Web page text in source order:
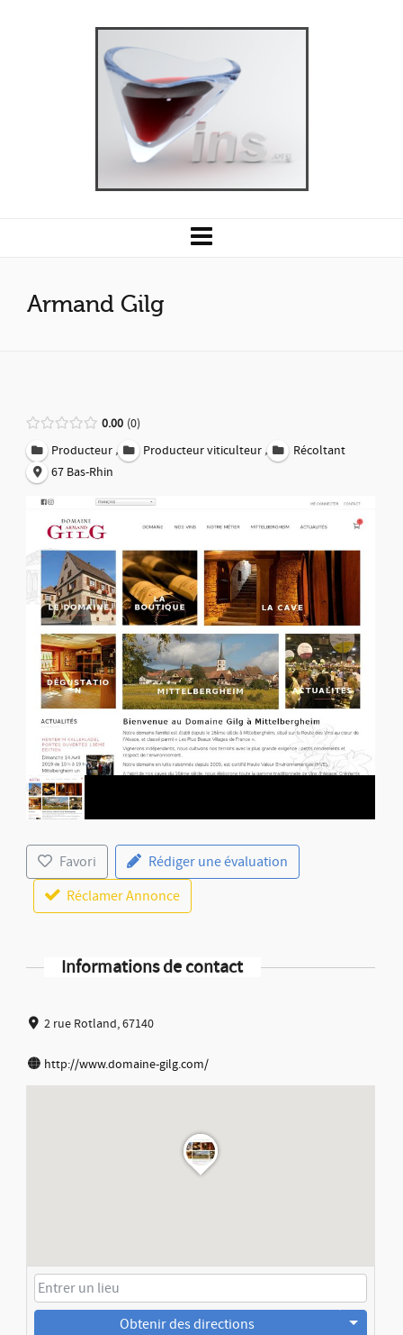
Armand Gilg
0.00 0
Producteur , Producteur viticulteur ,
Récoltant
67 Bas-Rhin
Favori
Rédiger une évaluation
Réclamer Annonce
Informations de contact
2 rue Rotland, 67140
http://www.domaine-gilg.com/
Obtenir des directions